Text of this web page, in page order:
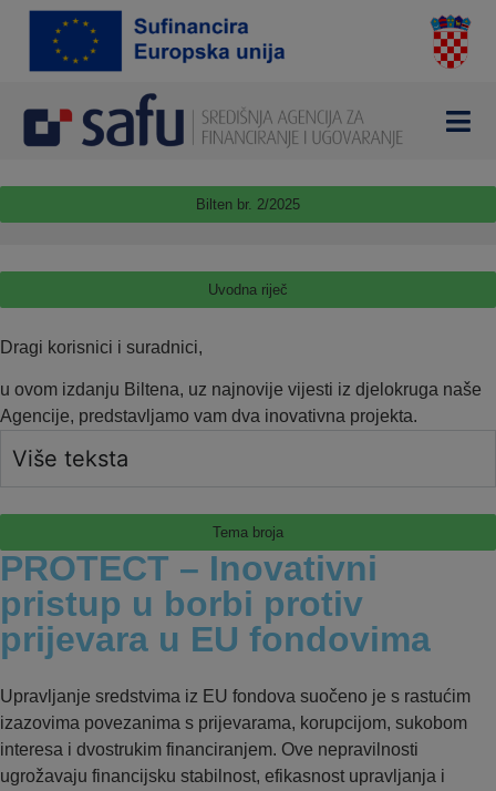
Bilten br. 2/2025
Uvodna riječ
Dragi korisnici i suradnici,
u ovom izdanju Biltena, uz najnovije vijesti iz djelokruga naše
Agencije, predstavljamo vam dva inovativna projekta.
Više teksta
Tema broja
PROTECT – Inovativni
pristup u borbi protiv
prijevara u EU fondovima
Upravljanje sredstvima iz EU fondova suočeno je s rastućim
izazovima povezanima s prijevarama, korupcijom, sukobom
interesa i dvostrukim financiranjem. Ove nepravilnosti
ugrožavaju financijsku stabilnost, efikasnost upravljanja i